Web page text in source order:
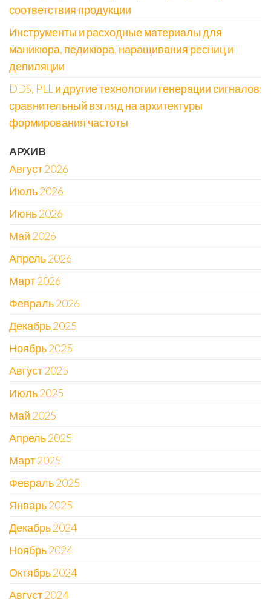
соответствия продукции
Инструменты и расходные материалы для
маникюра, педикюра, наращивания ресниц и
депиляции
DDS, PLL и другие технологии генерации сигналов:
сравнительный взгляд на архитектуры
формирования частоты
АРХИВ
Август 2026
Июль 2026
Июнь 2026
Май 2026
Апрель 2026
Март 2026
Февраль 2026
Декабрь 2025
Ноябрь 2025
Август 2025
Июль 2025
Май 2025
Апрель 2025
Март 2025
Февраль 2025
Январь 2025
Декабрь 2024
Ноябрь 2024
Октябрь 2024
Август 2024